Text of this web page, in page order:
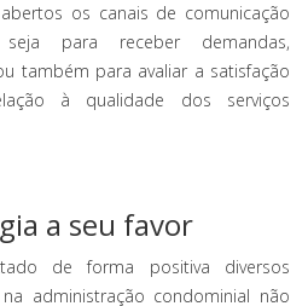
os canais de comunicação
para receber demandas,
também para avaliar a satisfação
à qualidade dos serviços
a seu favor
de forma positiva diversos
administração condominial não